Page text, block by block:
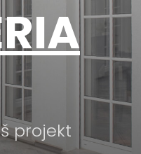
projekt